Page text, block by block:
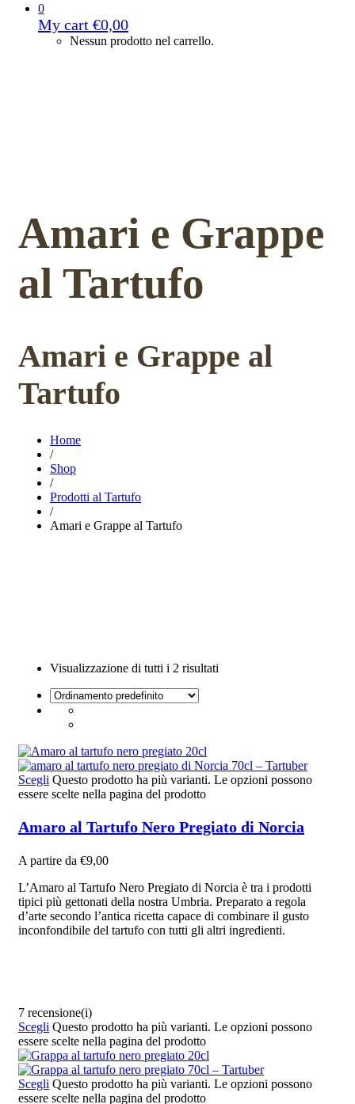
0
My cart €0,00
Nessun prodotto nel carrello.
Amari e Grappe
al Tartufo
Amari e Grappe al
Tartufo
Home
/
Shop
/
Prodotti al Tartufo
/
Amari e Grappe al Tartufo
Visualizzazione di tutti i 2 risultati
Scegli Questo prodotto ha più varianti. Le opzioni possono
essere scelte nella pagina del prodotto
Amaro al Tartufo Nero Pregiato di Norcia
A partire da €9,00
L’Amaro al Tartufo Nero Pregiato di Norcia è tra i prodotti
tipici più gettonati della nostra Umbria. Preparato a regola
d’arte secondo l’antica ricetta capace di combinare il gusto
inconfondibile del tartufo con tutti gli altri ingredienti.
7 recensione(i)
Scegli Questo prodotto ha più varianti. Le opzioni possono
essere scelte nella pagina del prodotto
Scegli Questo prodotto ha più varianti. Le opzioni possono
essere scelte nella pagina del prodotto